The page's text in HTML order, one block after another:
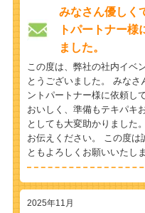
みなさん優しく
トパートナー
ました。
この度は、弊社の社内イベ
とうございました。 みな
ントパートナー様に依頼し
おいしく、準備もテキパキ
としても大変助かりました
お伝えください。 この度
ともよろしくお願いいたしま
2025年11月